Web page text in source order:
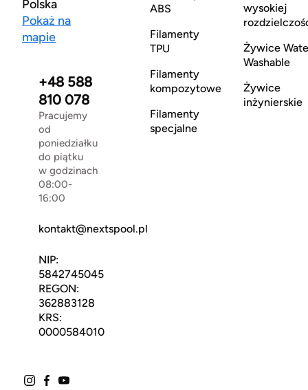
Polska
Pokaż na
mapie
+48 588
810 078
Pracujemy
od
poniedziałku
do piątku
w godzinach
08:00-
16:00
kontakt@nextspool.pl
NIP:
5842745045
REGON:
362883128
KRS:
0000584010
ABS
Filamenty
TPU
Filamenty
kompozytowe
Filamenty
specjalne
wysokiej
Żywice
Washable
Żywice
inżynierskie